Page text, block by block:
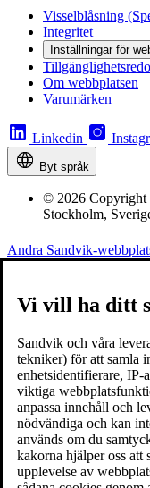
Visselblåsning
Integritet
Inställningar för
Om webbplatsen
Varumärken
Linkedin
Byt språk
© 2026
Stockholm,
Andra Sandvik-
Vi vill ha ditt
Sandvik och våra
tekniker) för att samla
enhetsidentifierare, IP-
viktiga
anpassa innehåll och
nödvändiga och kan
används om du
kakorna hjälper oss
upplevelse av